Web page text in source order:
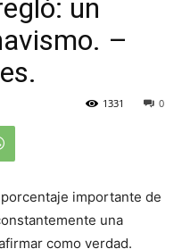
un
–
0
1331
importante de
una
como verdad.